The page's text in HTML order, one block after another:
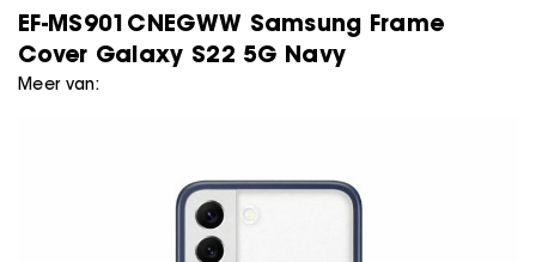
EF-MS901CNEGWW Samsung Frame
Cover Galaxy S22 5G Navy
Meer van: